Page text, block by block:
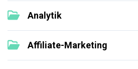
Analytik
Affiliate-Marketing